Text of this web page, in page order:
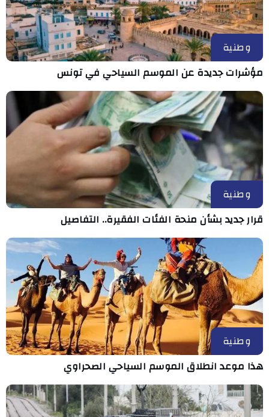
وطنية
مؤشرات جديدة عن الموسم السياحي في تونس
وطنية
قرار جديد بشأن منحة الفئات الفقيرة.. التفاصيل
وطنية
هذا موعد انطلاق الموسم السياحي الصحراوي